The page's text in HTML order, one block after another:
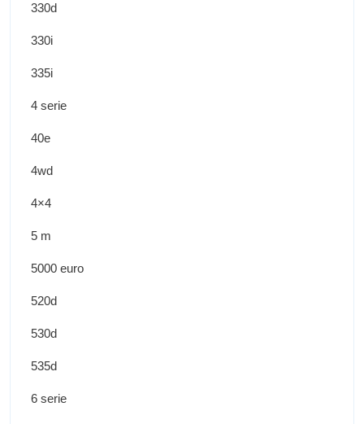
330d
330i
335i
4 serie
40e
4wd
4×4
5 m
5000 euro
520d
530d
535d
6 serie